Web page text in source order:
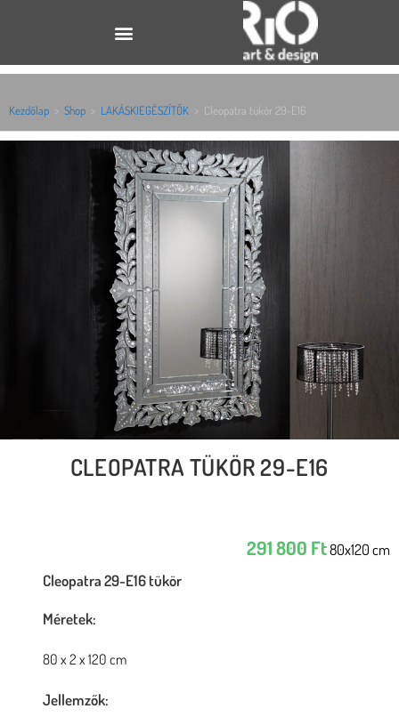
Kezdőlap > Shop > LAKÁSKIEGÉSZÍTŐK > Cleopatra tükör 29-E16
CLEOPATRA TÜKÖR 29-E16
291 800 Ft80x120 cm
Cleopatra 29-E16 tükör
Méretek:
80 x 2 x 120 cm
Jellemzők: